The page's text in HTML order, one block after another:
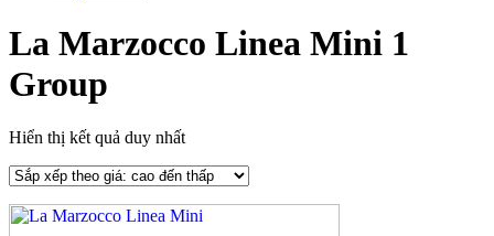
La Marzocco Linea Mini 1
Group
Hiển thị kết quả duy nhất